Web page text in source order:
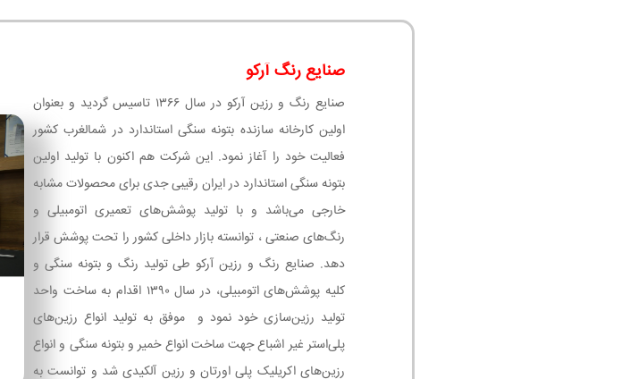
صنایع رنگ آرکو
صنایع رنگ و رزین آرکو در سال ۱۳۶۶ تاسیس گردید و بعنوان
اولین کارخانه سازنده بتونه سنگی استاندارد در شمالغرب کشور
فعالیت خود را آغاز نمود. این شرکت هم اکنون با تولید اولین
بتونه سنگی استاندارد در ایران رقیبی جدی برای محصولات مشابه
خارجی می‌باشد و با تولید پوشش‌های تعمیری اتومبیلی و
رنگ‌های صنعتی ، توانسته بازار داخلی کشور را تحت پوشش قرار
دهد. صنایع رنگ و رزین آرکو طی تولید رنگ و بتونه سنگی و
کلیه پوشش‌های اتومبیلی، در سال ۱۳۹۰ اقدام به ساخت واحد
تولید رزین‌سازی خود نمود و موفق به تولید انواع رزین‌های
پلی‌استر غیر اشباع جهت ساخت انواع خمیر و بتونه سنگی و انواع
رزین‌های اکریلیک پلی اورتان و رزین آلکیدی شد و توانست به